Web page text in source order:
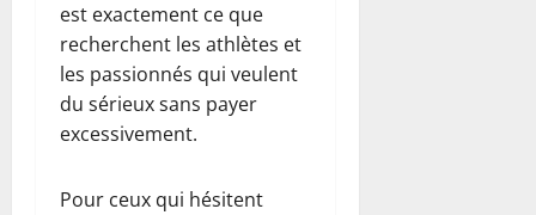
est exactement ce que
recherchent les athlètes et
les passionnés qui veulent
du sérieux sans payer
excessivement.
Pour ceux qui hésitent